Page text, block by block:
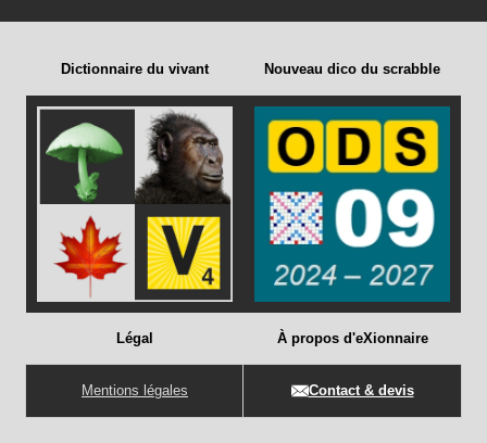
Dictionnaire du vivant Nouveau dico du scrabble
Légal
Mentions légales
À propos d'eXionnaire
Contact & devis